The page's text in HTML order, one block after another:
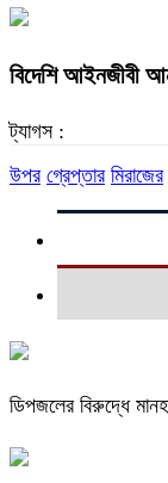
বিদেশি আইনজীবী
ট্যাগস :
উপর গ্রেপ্তার মিরাজের
ডিপজলের বিরুদ্ধে